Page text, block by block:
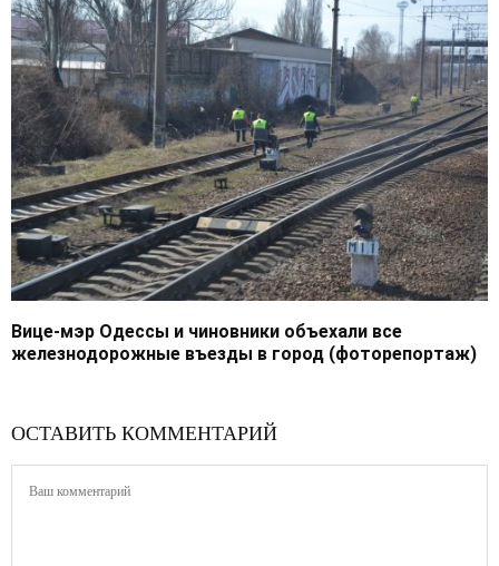
Вице-мэр Одессы и чиновники объехали все
железнодорожные въезды в город (фоторепортаж)
ОСТАВИТЬ КОММЕНТАРИЙ